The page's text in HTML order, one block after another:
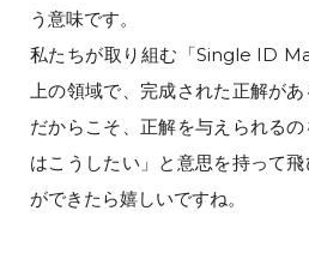
う意味です。
私たちが取り組む「Single ID
上の領域で、完成された正解があ
だからこそ、正解を与えられる
はこうしたい」と意思を持って
ができたら嬉しいですね。